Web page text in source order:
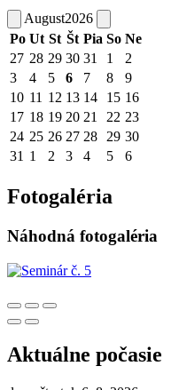
August2026
Po Ut St Št Pia So Ne
27 28 29 30 31 1
2
3
4 5 6 7 8
9
10 11 12 13 14 15 16
17 18 19 20 21 22 23
24 25 26 27 28 29 30
31 1 2 3 4 5 6
Fotogaléria
Náhodná fotogaléria
Aktuálne počasie